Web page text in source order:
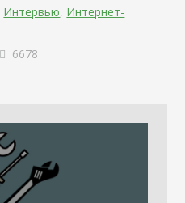
Интервью, Интернет-
6678